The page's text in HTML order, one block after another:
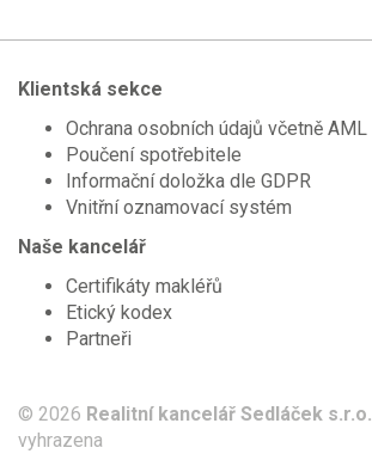
Klientská sekce
Ochrana osobních údajů včetně AML
Poučení spotřebitele
Informační doložka dle GDPR
Vnitřní oznamovací systém
Naše kancelář
Certifikáty makléřů
Etický kodex
Partneři
© 2026 Realitní kancelář Sedláček s.r.o.
vyhrazena